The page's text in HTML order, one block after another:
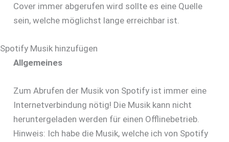
Cover immer abgerufen wird sollte es eine Quelle
sein, welche möglichst lange erreichbar ist.
Spotify Musik hinzufügen
Allgemeines
Zum Abrufen der Musik von Spotify ist immer eine
Internetverbindung nötig! Die Musik kann nicht
heruntergeladen werden für einen Offlinebetrieb.
Hinweis: Ich habe die Musik, welche ich von Spotify